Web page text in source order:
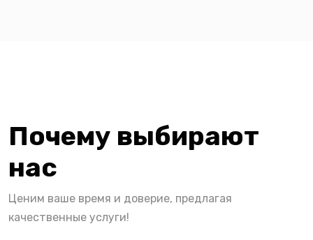
Почему выбирают
нас
Ценим ваше время и доверие, предлагая
качественные услуги!